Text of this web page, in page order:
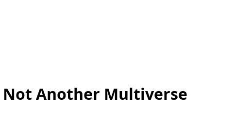
Not Another Multiverse